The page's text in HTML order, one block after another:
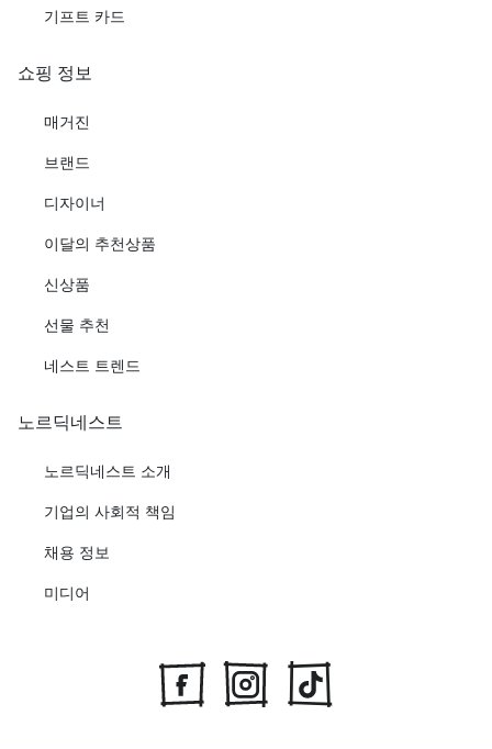
기프트 카드
쇼핑 정보
매거진
브랜드
디자이너
이달의 추천상품
신상품
선물 추천
네스트 트렌드
노르딕네스트
노르딕네스트 소개
기업의 사회적 책임
채용 정보
미디어